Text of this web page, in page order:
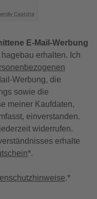
Captcha
E-Mail-Werbung
erhalten. Ich
Werbung, die
sowie die
meiner Kaufdaten,
einverstanden.
widerrufen.
erhalte
*.
.